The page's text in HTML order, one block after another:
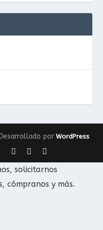
por WordPress
solicitarnos
cómpranos y más.